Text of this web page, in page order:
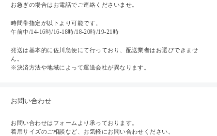
お急ぎの場合はお電話でご連絡くださいませ。
時間帯指定が以下より可能です。
午前中/14-16時/16-18時/18-20時/19-21時
発送は基本的に佐川急便にて行っており、配送業者はお選びできませ
ん。
※決済方法や地域によって運送会社が異なります。
お問い合わせ
お問い合わせはフォームより承っております。
着用サイズのご相談など、お気軽にお問い合わせください。